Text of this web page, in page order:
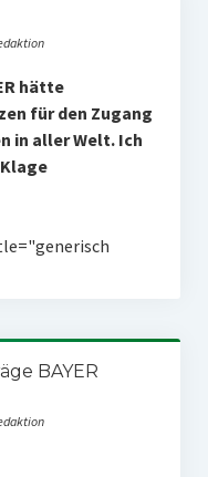
hätte
für den Zugang
in aller Welt. Ich
BAYER